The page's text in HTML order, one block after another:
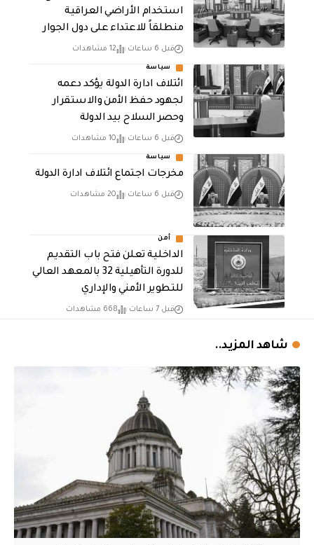
استخدام الأراضي العراقية
منطلقاً للاعتداء على دول الجوار
قبل 6 ساعات 12 مشاهدات
سياسة
ائتلاف ادارة الدولة يؤكد دعمه
لجهود حفظ الأمن والاستقرار
وحصر السلاح بيد الدولة
قبل 6 ساعات 10 مشاهدات
سياسة
مخرجات اجتماع ائتلاف ادارة الدولة
قبل 6 ساعات 20 مشاهدات
أمن
الداخلية تعلن فتح باب التقديم
للدورة التأهيلية 32 بالمعهد العالي
للتطوير الأمني والإداري
قبل 7 ساعات 668 مشاهدات
شاهد المزيد..